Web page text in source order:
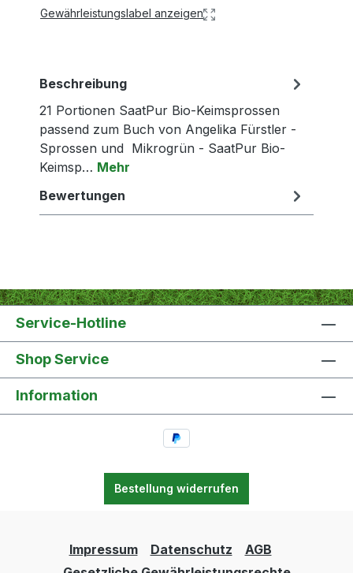
Gewährleistungslabel anzeigen
Beschreibung
21 Portionen SaatPur Bio-Keimsprossen
passend zum Buch von Angelika Fürstler -
Sprossen und Mikrogrün - SaatPur Bio-
Keimsp… Mehr
Bewertungen
Service-Hotline
Shop Service
Information
Bestellung widerrufen
Impressum Datenschutz
AGB